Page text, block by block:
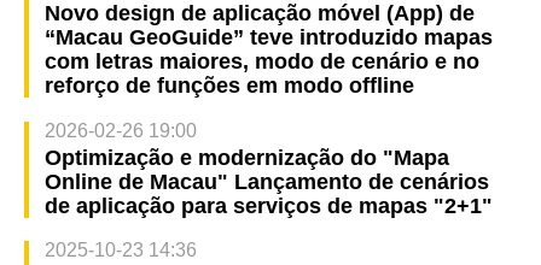
Novo design de aplicação móvel (App) de
“Macau GeoGuide” teve introduzido mapas
com letras maiores, modo de cenário e no
reforço de funções em modo offline
2026-02-26 19:00
Optimização e modernização do "Mapa
Online de Macau" Lançamento de cenários
de aplicação para serviços de mapas "2+1"
2025-10-23 14:36